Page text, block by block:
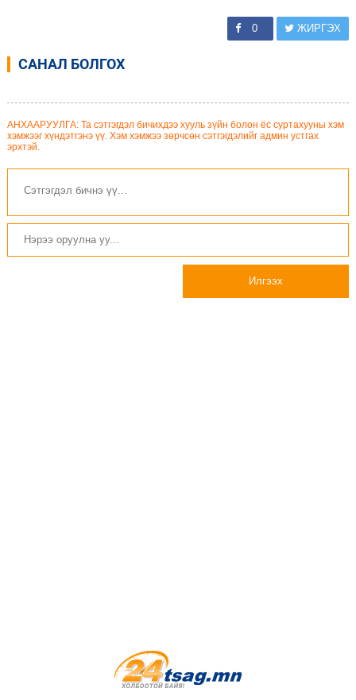
0 ЖИРГЭХ
САНАЛ БОЛГОХ
АНХААРУУЛГА: Та сэтгэгдэл бичихдээ хууль зүйн болон ёс суртахууны хэм
хэмжээг хүндэтгэнэ үү. Хэм хэмжээ зөрчсөн сэтгэгдэлийг админ устгах
эрхтэй.
Илгээх